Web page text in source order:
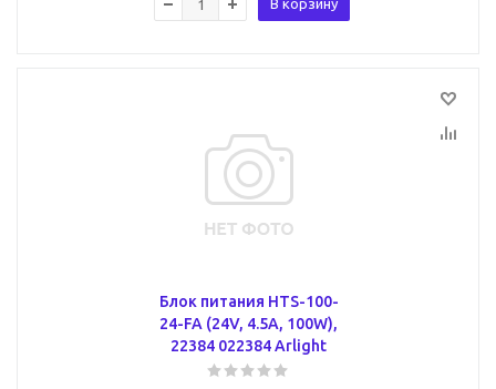
В корзину
Блок питания HTS-100-
24-FA (24V, 4.5A, 100W),
22384 022384 Arlight